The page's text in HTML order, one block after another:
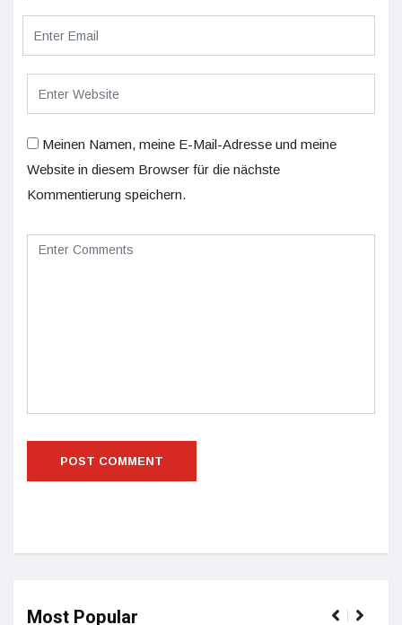
Meinen Namen, meine E-Mail-Adresse und meine
Website in diesem Browser für die nächste
Kommentierung speichern.
Most Popular